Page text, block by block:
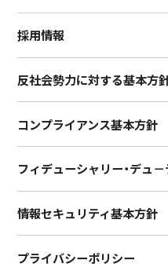
採用情報
反社会勢力に対する基本方
コンプライアンス基本方針
フィデューシャリー・デュ
情報セキュリティ基本方針
プライバシーポリシー